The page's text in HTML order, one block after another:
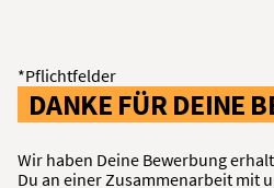
*Pflichtfelder
DANKE FÜR DEINE
Wir haben Deine Bewerbung
Du an einer Zusammenarbeit mit